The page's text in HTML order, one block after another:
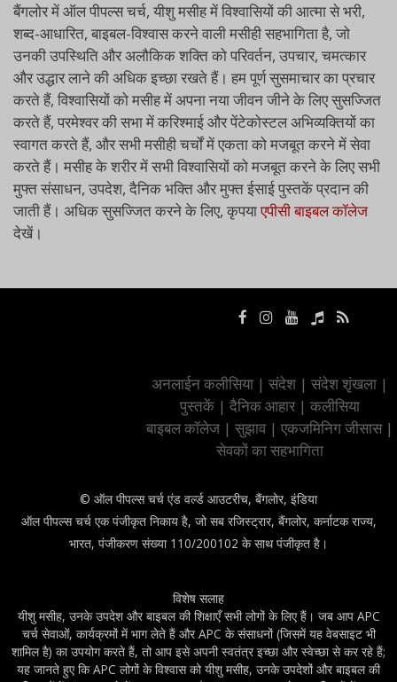
बैंगलोर में ऑल पीपल्स चर्च, यीशु मसीह में विश्वासियों की आत्मा से भरी,
शब्द-आधारित, बाइबल-विश्वास करने वाली मसीही सहभागिता है, जो
उनकी उपस्थिति और अलौकिक शक्ति को परिवर्तन, उपचार, चमत्कार
और उद्धार लाने की अधिक इच्छा रखते हैं। हम पूर्ण सुसमाचार का प्रचार
करते हैं, विश्वासियों को मसीह में अपना नया जीवन जीने के लिए सुसज्जित
करते हैं, परमेश्वर की सभा में करिश्माई और पेंटेकोस्टल अभिव्यक्तियों का
स्वागत करते हैं, और सभी मसीही चर्चों में एकता को मजबूत करने में सेवा
करते हैं। मसीह के शरीर में सभी विश्वासियों को मजबूत करने के लिए सभी
मुफ्त संसाधन, उपदेश, दैनिक भक्ति और मुफ्त ईसाई पुस्तकें प्रदान की
जाती हैं। अधिक सुसज्जित करने के लिए, कृपयाएपीसी बाइबल कॉलेज
देखें।
अनलाईन कलीसिया | संदेश | संदेश शृंखला |
पुस्तकें | दैनिक आहार | कलीसिया
बाइबल कॉलेज | सुझाव | एकजमिनिग जीसास |
सेवकों का सहभागिता
© ऑल पीपल्स चर्च एंड वर्ल्ड आउटरीच, बैंगलोर, इंडिया
ऑल पीपल्स चर्च एक पंजीकृत निकाय है, जो सब रजिस्ट्रार, बैंगलोर, कर्नाटक राज्य,
भारत, पंजीकरण संख्या 110/200102 के साथ पंजीकृत है।
विशेष सलाह
यीशु मसीह, उनके उपदेश और बाइबल की शिक्षाएँ सभी लोगों के लिए हैं। जब आप APC
चर्च सेवाओं, कार्यक्रमों में भाग लेते हैं और APC के संसाधनों (जिसमें यह वेबसाइट भी
शामिल है) का उपयोग करते हैं, तो आप इसे अपनी स्वतंत्र इच्छा और स्वेच्छा से कर रहे हैं;
यह जानते हुए कि APC लोगों के विश्वास को यीशु मसीह, उनके उपदेशों और बाइबल की